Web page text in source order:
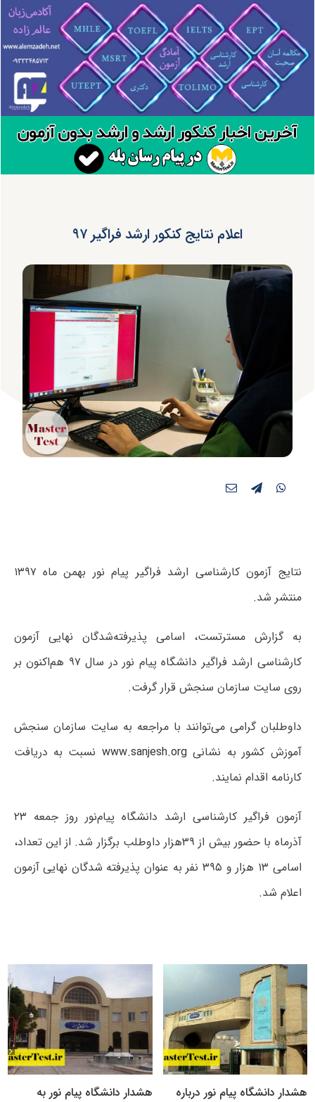
اعلام نتایج کنکور ارشد فراگیر ۹۷
نتایج آزمون کارشناسی ارشد فراگیر پیام نور بهمن ماه ۱۳۹۷
منتشر شد.
به گزارش مسترتست، اسامی پذیرفته‌شدگان نهایی آزمون
کارشناسی ارشد فراگیر دانشگاه پیام نور در سال ۹۷ هم‌اکنون بر
روی سایت سازمان سنجش قرار گرفت.
داوطلبان گرامی می‌توانند با مراجعه به سایت سازمان سنجش
آموزش کشور به نشانیwww.sanjesh.org نسبت به دریافت
کارنامه اقدام نمایند.
آزمون فراگیر کارشناسی ارشد دانشگاه پیام‌نور روز جمعه ۲۳
آذرماه با حضور بیش از ۳۹هزار داوطلب برگزار شد. از این تعداد،
اسامی ۱۳ هزار و ۳۹۵ نفر به عنوان پذیرفته شدگان نهایی آزمون
اعلام شد.
هشدار دانشگاه پیام نور درباره
هشدار دانشگاه پیام نور به